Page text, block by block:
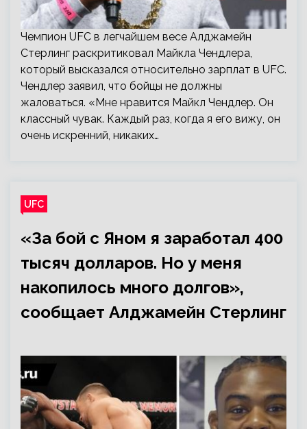
Чемпион UFC в легчайшем весе Алджамейн
Стерлинг раскритиковал Майкла Чендлера,
который высказался относительно зарплат в UFC.
Чендлер заявил, что бойцы не должны
жаловаться. «Мне нравится Майкл Чендлер. Он
классный чувак. Каждый раз, когда я его вижу, он
очень искренний, никаких…
UFC
«За бой с Яном я заработал 400
тысяч долларов. Но у меня
накопилось много долгов»,
сообщает Алджамейн Стерлинг